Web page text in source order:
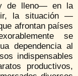
de lleno— en la
la situación —
afrontan países
se
dependencia al
indispensables
productivos,